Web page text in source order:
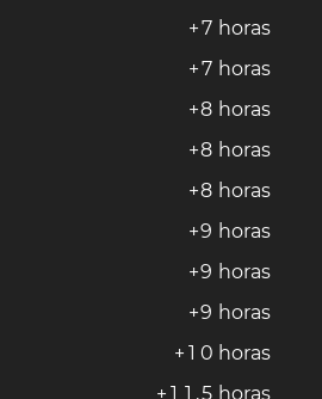
+7 horas
+7 horas
+8 horas
+8 horas
+8 horas
+9 horas
+9 horas
+9 horas
+ 1 0 horas
+ 1 1 ,5 horas